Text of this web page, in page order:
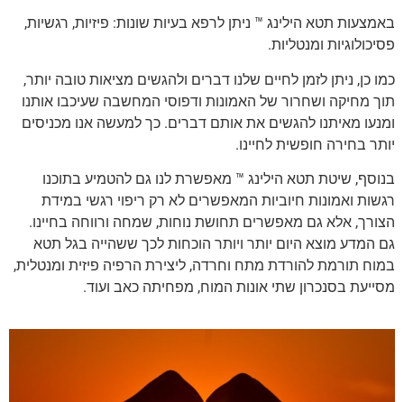
באמצעות תטא הילינג ™ ניתן לרפא בעיות שונות: פיזיות, רגשיות,
פסיכולוגיות ומנטליות.
כמו כן, ניתן לזמן לחיים שלנו דברים ולהגשים מציאות טובה יותר,
תוך מחיקה ושחרור של האמונות ודפוסי המחשבה שעיכבו אותנו
ומנעו מאיתנו להגשים את אותם דברים. כך למעשה אנו מכניסים
יותר בחירה חופשית לחיינו.
בנוסף, שיטת תטא הילינג ™ מאפשרת לנו גם להטמיע בתוכנו
רגשות ואמונות חיוביות המאפשרים לא רק ריפוי רגשי במידת
הצורך, אלא גם מאפשרים תחושת נוחות, שמחה ורווחה בחיינו.
גם המדע מוצא היום יותר ויותר הוכחות לכך ששהייה בגל תטא
במוח תורמת להורדת מתח וחרדה, ליצירת הרפיה פיזית ומנטלית,
מסייעת בסנכרון שתי אונות המוח, מפחיתה כאב ועוד.